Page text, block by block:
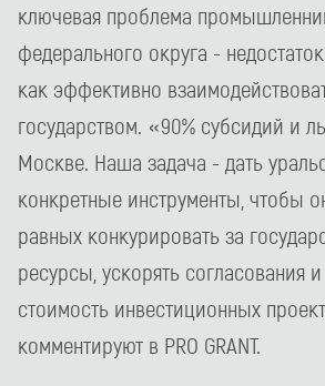
ключевая проблема
федерального округа -
как эффективно
государством. «90% субсидий и
Москве. Наша задача - дать
конкретные инструменты, чтобы
равных конкурировать за
ресурсы, ускорять согласования
стоимость инвестиционных
комментируют в PRO GRANT.